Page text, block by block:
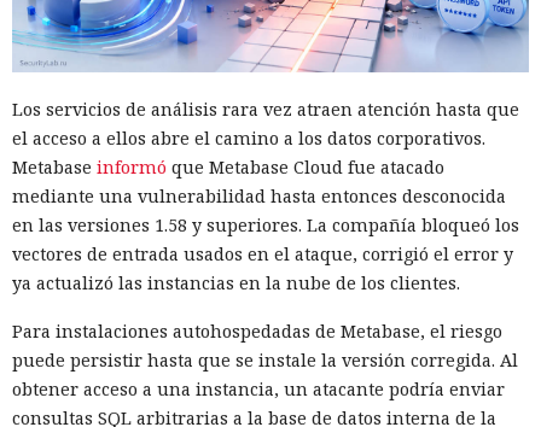
Los servicios de análisis rara vez atraen atención hasta que
el acceso a ellos abre el camino a los datos corporativos.
Metabase informó que Metabase Cloud fue atacado
mediante una vulnerabilidad hasta entonces desconocida
en las versiones 1.58 y superiores. La compañía bloqueó los
vectores de entrada usados en el ataque, corrigió el error y
ya actualizó las instancias en la nube de los clientes.
Para instalaciones autohospedadas de Metabase, el riesgo
puede persistir hasta que se instale la versión corregida. Al
obtener acceso a una instancia, un atacante podría enviar
consultas SQL arbitrarias a la base de datos interna de la